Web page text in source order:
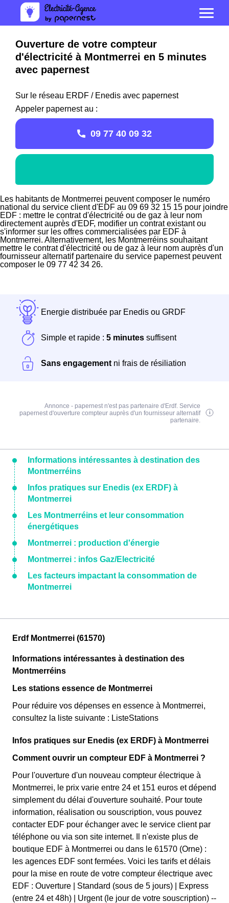
Ouverture de votre compteur
d'électricité à Montmerrei en 5 minutes
avec papernest
Sur le réseau ERDF / Enedis avec papernest
Appeler papernest au :
09 77 40 09 32
Les habitants de Montmerrei peuvent composer le numéro
national du service client d'EDF au 09 69 32 15 15 pour joindre
EDF : mettre le contrat d'électricité ou de gaz à leur nom
directement auprès d'EDF, modifier un contrat existant ou
s'informer sur les offres commercialisées par EDF à
Montmerrei. Alternativement, les Montmerréins souhaitant
mettre le contrat d'électricité ou de gaz à leur nom auprès d'un
fournisseur alternatif partenaire du service papernest peuvent
composer le 09 77 42 34 26.
Energie distribuée par Enedis ou GRDF
Simple et rapide : 5 minutes suffisent
Sans engagement ni frais de résiliation
Annonce - papernest n'est pas partenaire d'Erdf. Service
papernest d'ouverture compteur auprès d'un fournisseur alternatif
partenaire.
Informations intéressantes à destination des
Montmerréins
Infos pratiques sur Enedis (ex ERDF) à
Montmerrei
Les Montmerréins et leur consommation
énergétiques
Montmerrei : production d'énergie
Montmerrei : infos Gaz/Electricité
Les facteurs impactant la consommation de
Montmerrei
Erdf Montmerrei (61570)
Informations intéressantes à destination des
Montmerréins
Les stations essence de Montmerrei
Pour réduire vos dépenses en essence à Montmerrei,
consultez la liste suivante : ListeStations
Infos pratiques sur Enedis (ex ERDF) à Montmerrei
Comment ouvrir un compteur EDF à Montmerrei ?
Pour l'ouverture d'un nouveau compteur électrique à
Montmerrei, le prix varie entre 24 et 151 euros et dépend
simplement du délai d'ouverture souhaité. Pour toute
information, réalisation ou souscription, vous pouvez
contacter EDF pour échanger avec le service client par
téléphone ou via son site internet. Il n'existe plus de
boutique EDF à Montmerrei ou dans le 61570 (Orne) :
les agences EDF sont fermées. Voici les tarifs et délais
pour la mise en route de votre compteur électrique avec
EDF : Ouverture | Standard (sous de 5 jours) | Express
(entre 24 et 48h) | Urgent (le jour de votre souscription) --